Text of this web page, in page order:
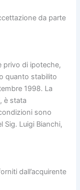
da parte
privo di ipoteche,
quanto stabilito
1998. La
è stata
sono
Sig. Luigi Bianchi,
dall’acquirente